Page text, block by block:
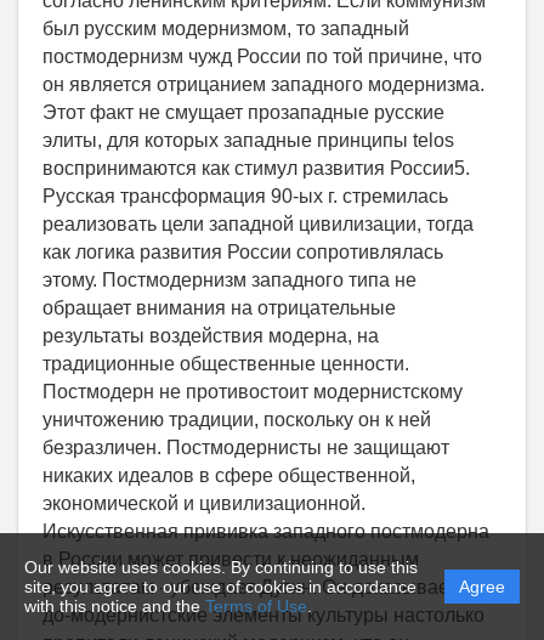
Our website uses cookies. By continuing to use this
site, you agree to our use of cookies in accordance
with this notice and the Terms of Use
Agree